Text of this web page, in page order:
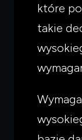
które
takie
Czego
Powiedz
przeczytać.